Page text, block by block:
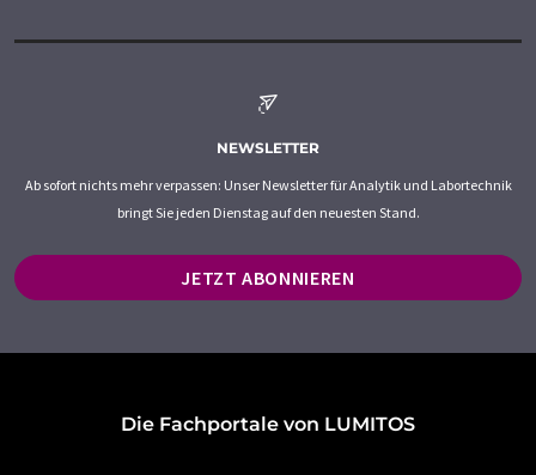
NEWSLETTER
Ab sofort nichts mehr verpassen: Unser Newsletter für Analytik und Labortechnik
bringt Sie jeden Dienstag auf den neuesten Stand.
JETZT ABONNIEREN
Die Fachportale von LUMITOS